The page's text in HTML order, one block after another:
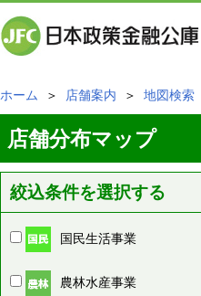
ホーム ＞ 店舗案内 ＞ 地図検索
店舗分布マップ
絞込条件を選択する
国民生活事業
農林水産事業